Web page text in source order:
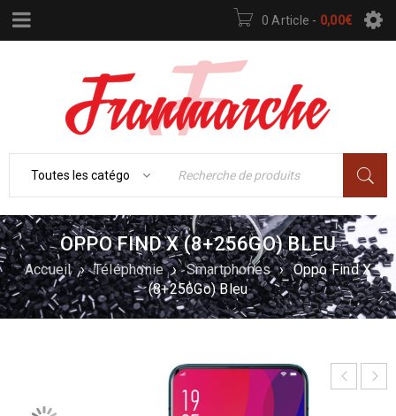
0 Article - 0,00€
OPPO FIND X (8+256GO) BLEU
Accueil › Téléphonie › Smartphones › Oppo Find X
(8+256Go) Bleu